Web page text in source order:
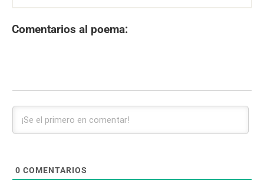
Comentarios al poema:
0 COMENTARIOS